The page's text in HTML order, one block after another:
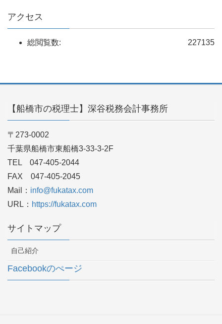
アクセス
227135
総閲覧数:
【船橋市の税理士】深谷税務会計事務所
〒273-0002
千葉県船橋市東船橋3-33-3-2F
TEL 047-405-2044
FAX 047-405-2045
Mail： info@fukatax.com
URL： https://fukatax.com
サイトマップ
自己紹介
Facebookのぺージ